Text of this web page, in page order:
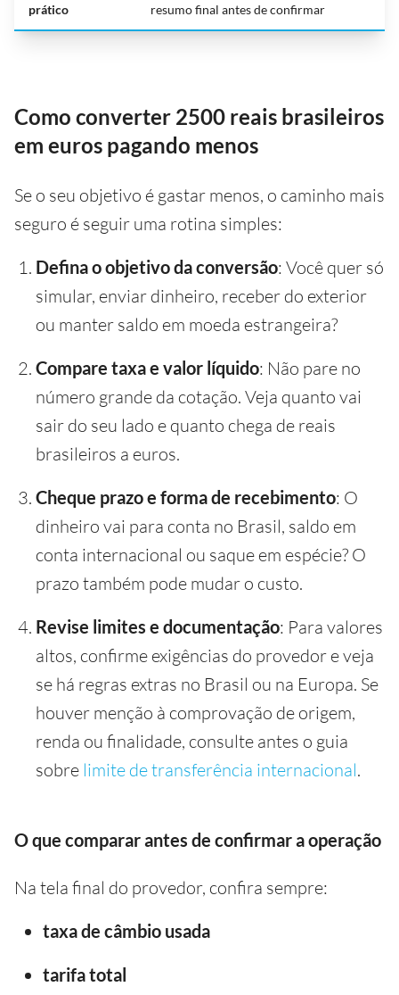
prático
resumo final antes de confirmar
Como converter 2500 reais brasileiros
em euros pagando menos
Se o seu objetivo é gastar menos, o caminho mais
seguro é seguir uma rotina simples:
Defina o objetivo da conversão: Você quer só
simular, enviar dinheiro, receber do exterior
ou manter saldo em moeda estrangeira?
Compare taxa e valor líquido: Não pare no
número grande da cotação. Veja quanto vai
sair do seu lado e quanto chega de reais
brasileiros a euros.
Cheque prazo e forma de recebimento: O
dinheiro vai para conta no Brasil, saldo em
conta internacional ou saque em espécie? O
prazo também pode mudar o custo.
Revise limites e documentação: Para valores
altos, confirme exigências do provedor e veja
se há regras extras no Brasil ou na Europa. Se
houver menção à comprovação de origem,
renda ou finalidade, consulte antes o guia
sobre limite de transferência internacional.
O que comparar antes de confirmar a operação
Na tela final do provedor, confira sempre:
taxa de câmbio usada
tarifa total